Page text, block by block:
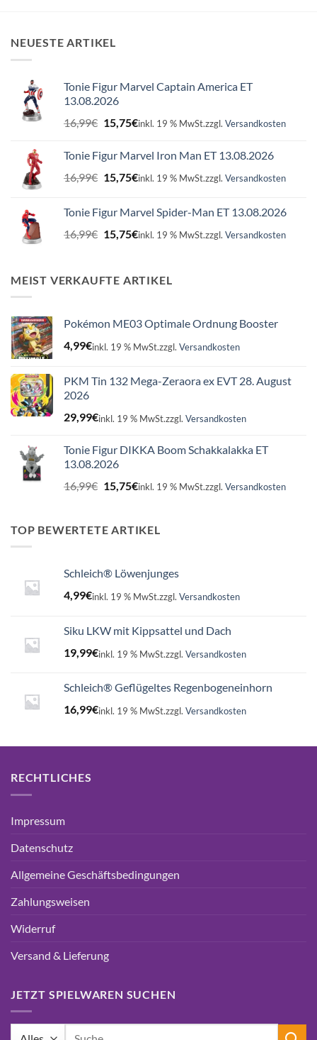
NEUESTE ARTIKEL
Tonie Figur Marvel Captain America ET
13.08.2026
16,99€ Ursprünglicher
Preis
16,99€
15,75€Aktueller
15,75€.
inkl. 19 % MwSt.zzgl. Versandkosten
Tonie Figur Marvel Iron Man ET 13.08.2026
16,99€ Ursprünglicher
Preis
16,99€
15,75€Aktueller
15,75€.
inkl. 19 % MwSt.zzgl. Versandkosten
Tonie Figur Marvel Spider-Man ET 13.08.2026
16,99€ Ursprünglicher
Preis
16,99€
15,75€Aktueller
15,75€.
inkl. 19 % MwSt.zzgl. Versandkosten
MEIST VERKAUFTE ARTIKEL
Pokémon ME03 Optimale Ordnung Booster
4,99€inkl. 19 % MwSt.zzgl. Versandkosten
PKM Tin 132 Mega-Zeraora ex EVT 28. August
2026
29,99€inkl. 19 % MwSt.zzgl. Versandkosten
Tonie Figur DIKKA Boom Schakkalakka ET
13.08.2026
16,99€ Ursprünglicher
Preis
16,99€
15,75€Aktueller
15,75€.
inkl. 19 % MwSt.zzgl. Versandkosten
TOP BEWERTETE ARTIKEL
Schleich® Löwenjunges
4,99€inkl. 19 % MwSt.zzgl. Versandkosten
Siku LKW mit Kippsattel und Dach
19,99€inkl. 19 % MwSt.zzgl. Versandkosten
Schleich® Geflügeltes Regenbogeneinhorn
16,99€inkl. 19 % MwSt.zzgl. Versandkosten
RECHTLICHES
Impressum
Datenschutz
Allgemeine Geschäftsbedingungen
Zahlungsweisen
Widerruf
Versand & Lieferung
JETZT SPIELWAREN SUCHEN